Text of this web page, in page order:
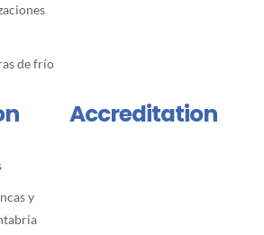
de frío
y
Accreditation